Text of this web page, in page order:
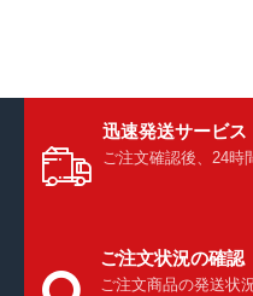
迅速発送サービス
ご注文確認後、24時
ご注文状況の確認
ご注文商品の発送状